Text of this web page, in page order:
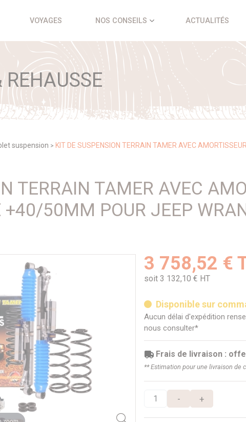
VOYAGES NOS CONSEILS ACTUALITÉS
suspension > KIT DE SUSPENSION TERRAIN TAMER AVEC
TERRAIN TAMER AVEC
+40/50MM POUR JEEP
3 758,52 €
soit 3 132,10 € HT
Disponible sur
Aucun délai d'expédition
nous consulter*
Frais de livraison :
** Estimation pour une livraison
- +